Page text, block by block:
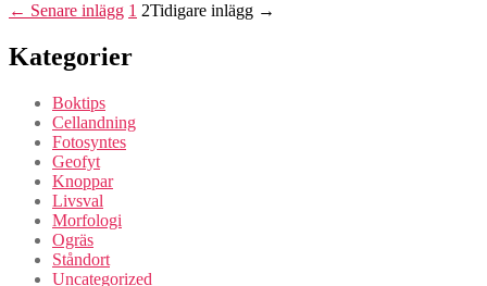
← Senare inlägg 1 2Tidigare inlägg →
Kategorier
Boktips
Cellandning
Fotosyntes
Geofyt
Knoppar
Livsval
Morfologi
Ogräs
Ståndort
Uncategorized